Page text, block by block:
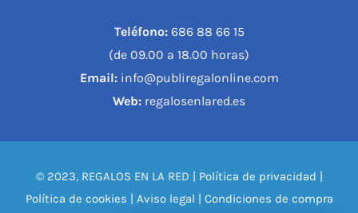
Teléfono:686 88 66 15
(de 09.00 a 18.00 horas)
Email:info@publiregalonline.com
Web: regalosenlared.es
© 2023, REGALOS EN LA RED | Política de privacidad |
Política de cookies | Aviso legal | Condiciones de compra